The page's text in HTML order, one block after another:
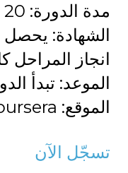
مدة الدورة: 20 ساعة
الشهادة:
انجاز المراحل
الموعد: تبدأ الدورة في 16
الموقع: Coursera
تسجّل الآن